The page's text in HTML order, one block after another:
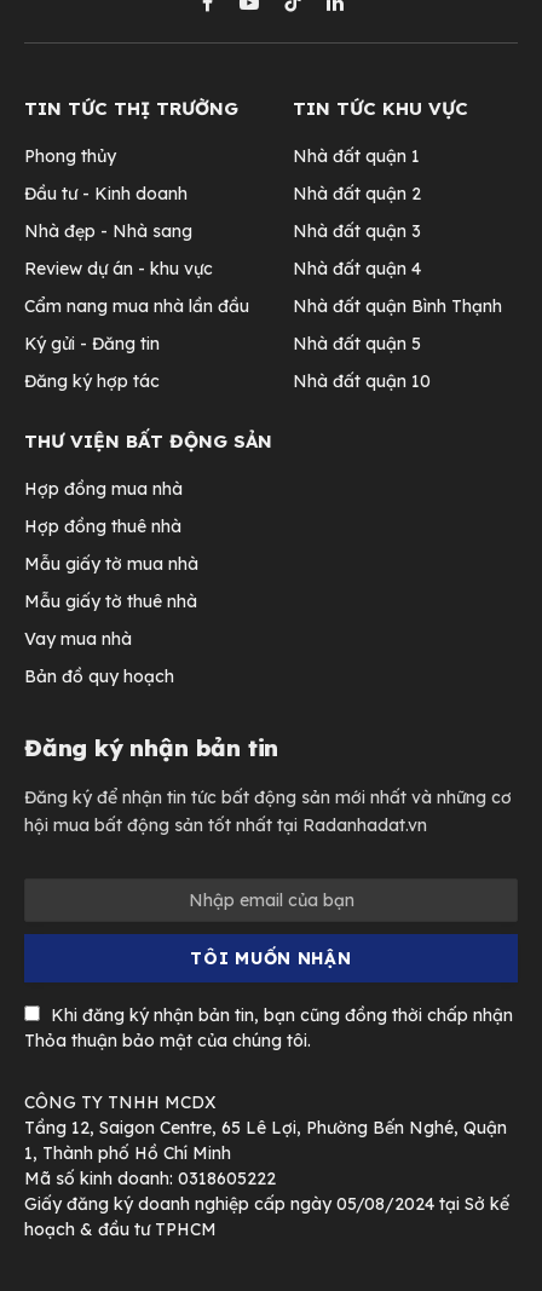
Facebook
YouTubeTikTokLinkedIn
TIN TỨC THỊ TRƯỜNG
Phong thủy
Đầu tư - Kinh doanh
Nhà đẹp - Nhà sang
Review dự án - khu vực
Cẩm nang mua nhà lần đầu
Ký gửi - Đăng tin
Đăng ký hợp tác
TIN TỨC KHU VỰC
Nhà đất quận 1
Nhà đất quận 2
Nhà đất quận 3
Nhà đất quận 4
Nhà đất quận Bình Thạnh
Nhà đất quận 5
Nhà đất quận 10
THƯ VIỆN BẤT ĐỘNG SẢN
Hợp đồng mua nhà
Hợp đồng thuê nhà
Mẫu giấy tờ mua nhà
Mẫu giấy tờ thuê nhà
Vay mua nhà
Bản đồ quy hoạch
Đăng ký nhận bản tin
Đăng ký để nhận tin tức bất động sản mới nhất và những cơ
hội mua bất động sản tốt nhất tại Radanhadat.vn
Khi đăng ký nhận bản tin, bạn cũng đồng thời chấp nhận
Thỏa thuận bảo mật của chúng tôi.
CÔNG TY TNHH MCDX
Tầng 12, Saigon Centre, 65 Lê Lợi, Phường Bến Nghé, Quận
1, Thành phố Hồ Chí Minh
Mã số kinh doanh: 0318605222
Giấy đăng ký doanh nghiệp cấp ngày 05/08/2024 tại Sở kế
hoạch & đầu tư TPHCM